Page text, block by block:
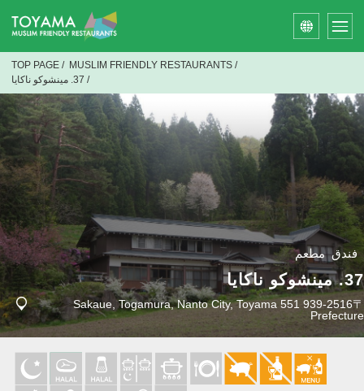
TOP PAGE / MUSLIM FRIENDLY RESTAURANTS /
37. مينشوكو ناكايا /
37. مينشوكو ناكايا
〒939-2516 551 Sakaue, Togamura, Nanto City, Toyama
Prefecture